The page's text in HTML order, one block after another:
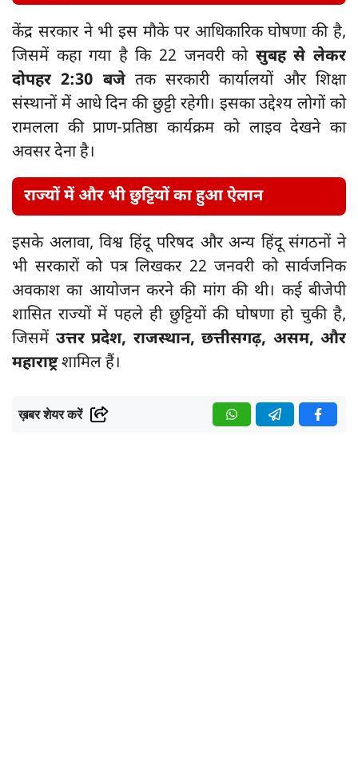
केंद्र सरकार ने भी इस मौके पर आधिकारिक घोषणा की है,
जिसमें कहा गया है कि 22 जनवरी को सुबह से लेकर
दोपहर 2:30 बजे तक सरकारी कार्यालयों और शिक्षा
संस्थानों में आधे दिन की छुट्टी रहेगी। इसका उद्देश्य लोगों को
रामलला की प्राण-प्रतिष्ठा कार्यक्रम को लाइव देखने का
अवसर देना है।
राज्यों में और भी छुट्टियों का हुआ ऐलान
इसके अलावा, विश्व हिंदू परिषद और अन्य हिंदू संगठनों ने
भी सरकारों को पत्र लिखकर 22 जनवरी को सार्वजनिक
अवकाश का आयोजन करने की मांग की थी। कई बीजेपी
शासित राज्यों में पहले ही छुट्टियों की घोषणा हो चुकी है,
जिसमें उत्तर प्रदेश, राजस्थान, छत्तीसगढ़, असम, और
महाराष्ट्रशामिल हैं।
ख़बर शेयर करें